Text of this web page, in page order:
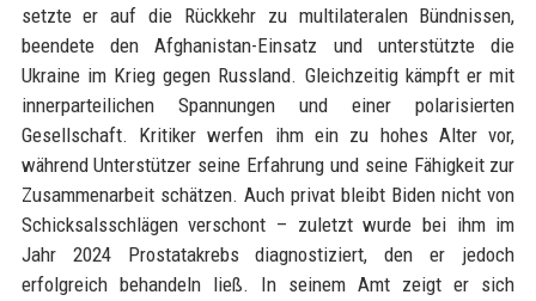
setzte er auf die Rückkehr zu multilateralen Bündnissen,
beendete den Afghanistan-Einsatz und unterstützte die
Ukraine im Krieg gegen Russland. Gleichzeitig kämpft er mit
innerparteilichen Spannungen und einer polarisierten
Gesellschaft. Kritiker werfen ihm ein zu hohes Alter vor,
während Unterstützer seine Erfahrung und seine Fähigkeit zur
Zusammenarbeit schätzen. Auch privat bleibt Biden nicht von
Schicksalsschlägen verschont – zuletzt wurde bei ihm im
Jahr 2024 Prostatakrebs diagnostiziert, den er jedoch
erfolgreich behandeln ließ. In seinem Amt zeigt er sich